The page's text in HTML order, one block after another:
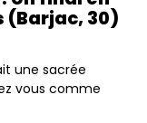
(Barjac, 30)
une sacrée
vous comme